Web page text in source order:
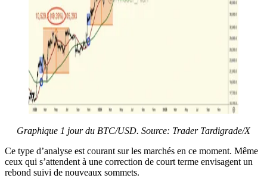
Graphique 1 jour du BTC/USD. Source: Trader Tardigrade/X
Ce type d’analyse est courant sur les marchés en ce moment. Même
ceux qui s’attendent à une correction de court terme envisagent un
rebond suivi de nouveaux sommets.